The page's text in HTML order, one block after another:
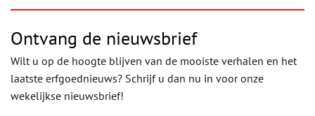
Ontvang de nieuwsbrief
Wilt u op de hoogte blijven van de mooiste verhalen en het
laatste erfgoednieuws? Schrijf u dan nu in voor onze
wekelijkse nieuwsbrief!